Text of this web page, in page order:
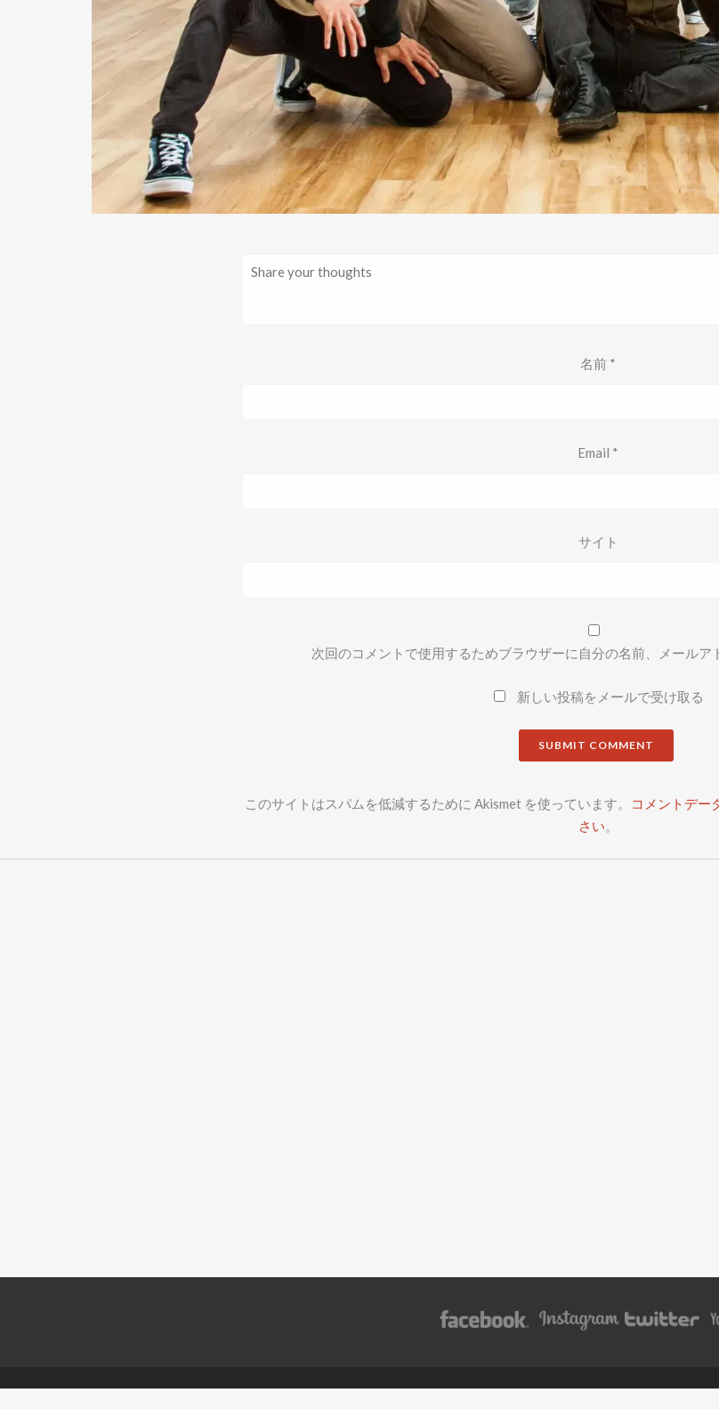
名前 *
Email *
サイト
次回のコメントで使用するためブラウザーに自分の名前、メールア
新しい投稿をメールで受け取る
このサイトはスパムを低減するために Akismet を使っています。
コメントデー
さい。